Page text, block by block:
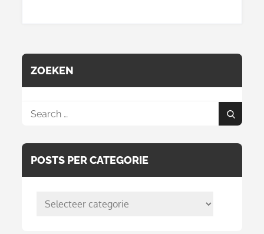
ZOEKEN
Search
Search
POSTS PER CATEGORIE
posts